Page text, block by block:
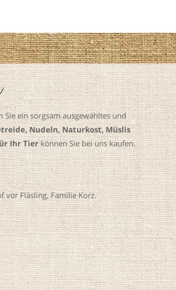
Sie ein sorgsam ausgewähltes und
Nudeln, Naturkost, Müslis
Ihr Tierkönnen Sie bei uns kaufen.
vor Fläsling, Familie Korz.